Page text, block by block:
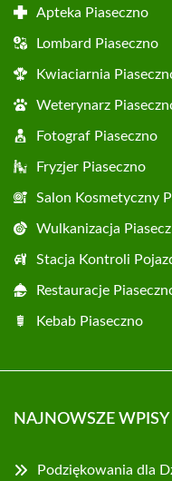
Apteka Piaseczno
Lombard Piaseczno
Kwiaciarnia
Weterynarz
Fotograf Piaseczno
Fryzjer Piaseczno
Salon Kosmetyczny
Wulkanizacja
Stacja Kontroli
Restauracje
Kebab Piaseczno
NAJNOWSZE WPISY
Podziękowania dla